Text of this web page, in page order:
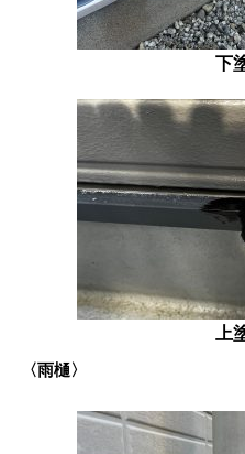
下
上
〈雨樋〉